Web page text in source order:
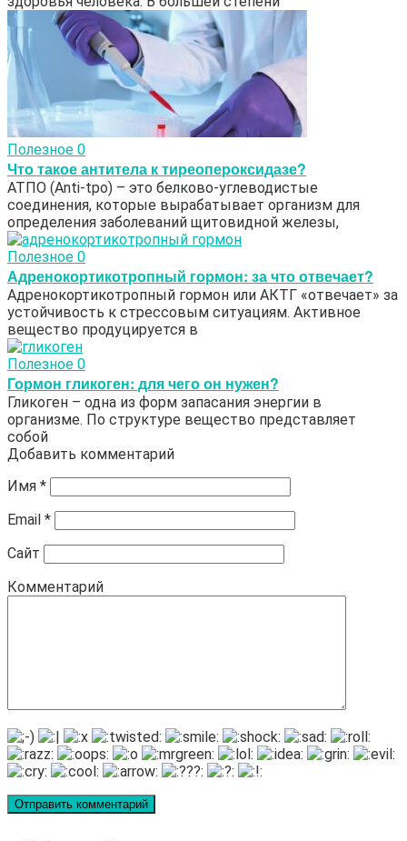
Полезное 0
Что такое антитела к тиреопероксидазе?
АТПО (Аnti-tpo) – это белково-углеводистые
соединения, которые вырабатывает организм для
определения заболеваний щитовидной железы,
Полезное 0
Адренокортикотропный гормон: за что отвечает?
Адренокортикотропный гормон или АКТГ «отвечает» за
устойчивость к стрессовым ситуациям. Активное
вещество продуцируется в
Полезное 0
Гормон гликоген: для чего он нужен?
Гликоген – одна из форм запасания энергии в
организме. По структуре вещество представляет
собой
Добавить комментарий
Имя *
Email *
Сайт
Комментарий